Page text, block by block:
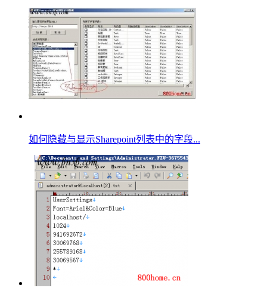
如何隐藏与显示Sharepoint列表中的字段...